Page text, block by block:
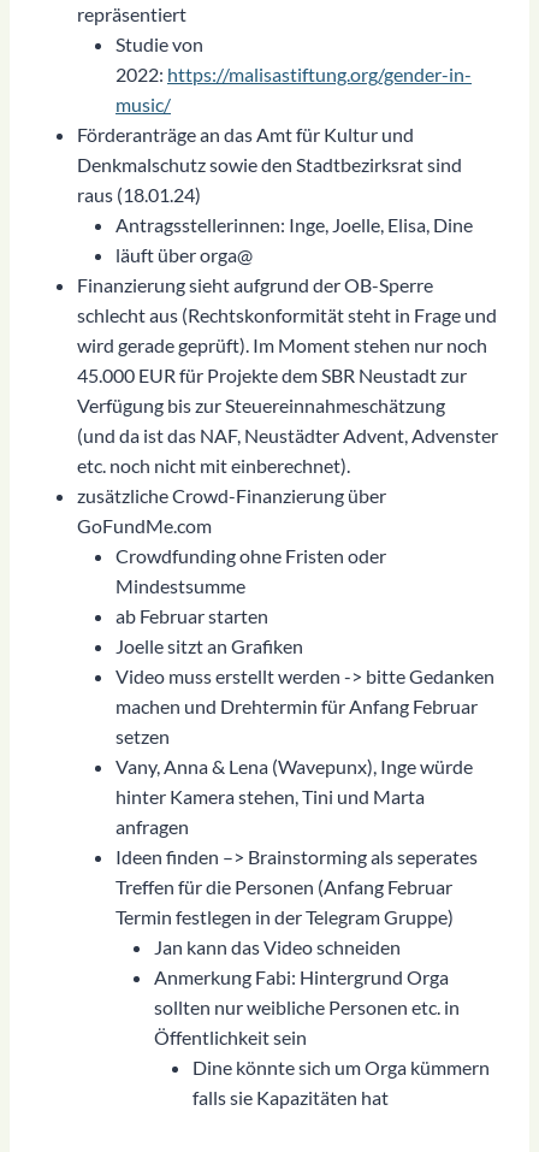
repräsentiert
Studie von
2022: https://malisastiftung.org/gender-in-
music/
Förderanträge an das Amt für Kultur und
Denkmalschutz sowie den Stadtbezirksrat sind
raus (18.01.24)
Antragsstellerinnen: Inge, Joelle, Elisa, Dine
läuft über orga@
Finanzierung sieht aufgrund der OB-Sperre
schlecht aus (Rechtskonformität steht in Frage und
wird gerade geprüft). Im Moment stehen nur noch
45.000 EUR für Projekte dem SBR Neustadt zur
Verfügung bis zur Steuereinnahmeschätzung
(und da ist das NAF, Neustädter Advent, Advenster
etc. noch nicht mit einberechnet).
zusätzliche Crowd-Finanzierung über
GoFundMe.com
Crowdfunding ohne Fristen oder
Mindestsumme
ab Februar starten
Joelle sitzt an Grafiken
Video muss erstellt werden -> bitte Gedanken
machen und Drehtermin für Anfang Februar
setzen
Vany, Anna & Lena (Wavepunx), Inge würde
hinter Kamera stehen, Tini und Marta
anfragen
Ideen finden –> Brainstorming als seperates
Treffen für die Personen (Anfang Februar
Termin festlegen in der Telegram Gruppe)
Jan kann das Video schneiden
Anmerkung Fabi: Hintergrund Orga
sollten nur weibliche Personen etc. in
Öffentlichkeit sein
Dine könnte sich um Orga kümmern
falls sie Kapazitäten hat